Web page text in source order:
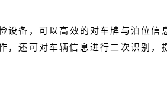
设备，可以高效的对车牌与泊位信
，还可对车辆信息进行二次识别，